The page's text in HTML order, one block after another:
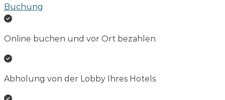
Buchung
Online buchen und vor Ort bezahlen
Abholung von der Lobby Ihres Hotels